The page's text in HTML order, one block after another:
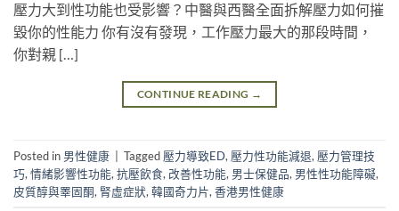
壓力大到性功能也受影響？中醫與西醫全面拆解壓力如何摧
毀你的性能力 你有沒有發現，工作壓力最大的那段時間，
你對親 […]
CONTINUE READING →
Posted in 男性健康 Tagged 壓力導致ED, 壓力性功能減退, 壓力管理技
巧, 情緒影響性功能, 抗壓飲食, 改善性功能, 男士保健品, 男性性功能障礙,
皮質醇與睪固酮, 腎虛症狀, 韓國奇力片, 香港男性健康